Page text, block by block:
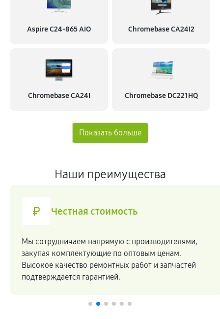
Aspire C24‑865 AIO Chromebase CA24I2
Chromebase CA24I Chromebase DC221HQ
Наши преимущества
Честная стоимость
Мы сотрудничаем напрямую c производителями,
закупая комплектующие по оптовым ценам.
Высокое качество ремонтных работ и запчастей
подтверждается гарантией.